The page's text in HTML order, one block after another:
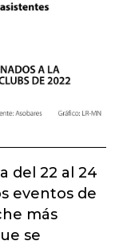
del 22 al 24
eventos de
más
se